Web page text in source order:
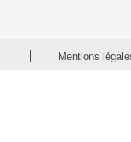
Mentions